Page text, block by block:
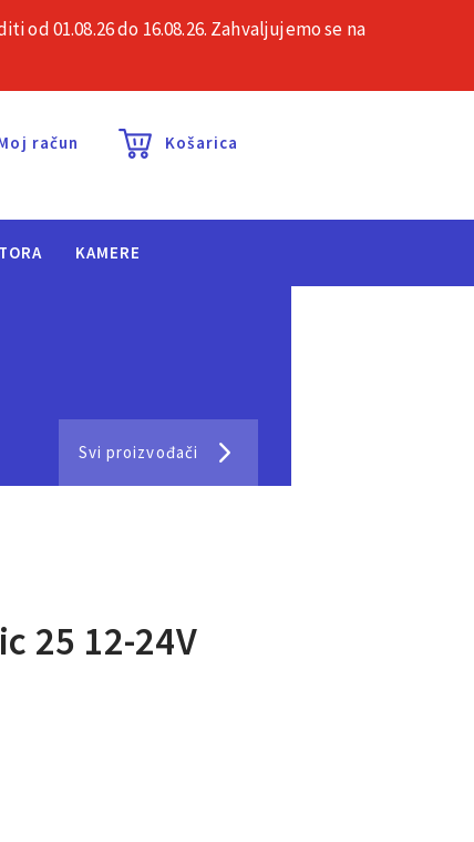
pitanja Kontakt
račun Košarica
KAMERE
Svi proizvođači
25 12-24V
01.08.26 do 16.08.26. Zahvaljujemo se na